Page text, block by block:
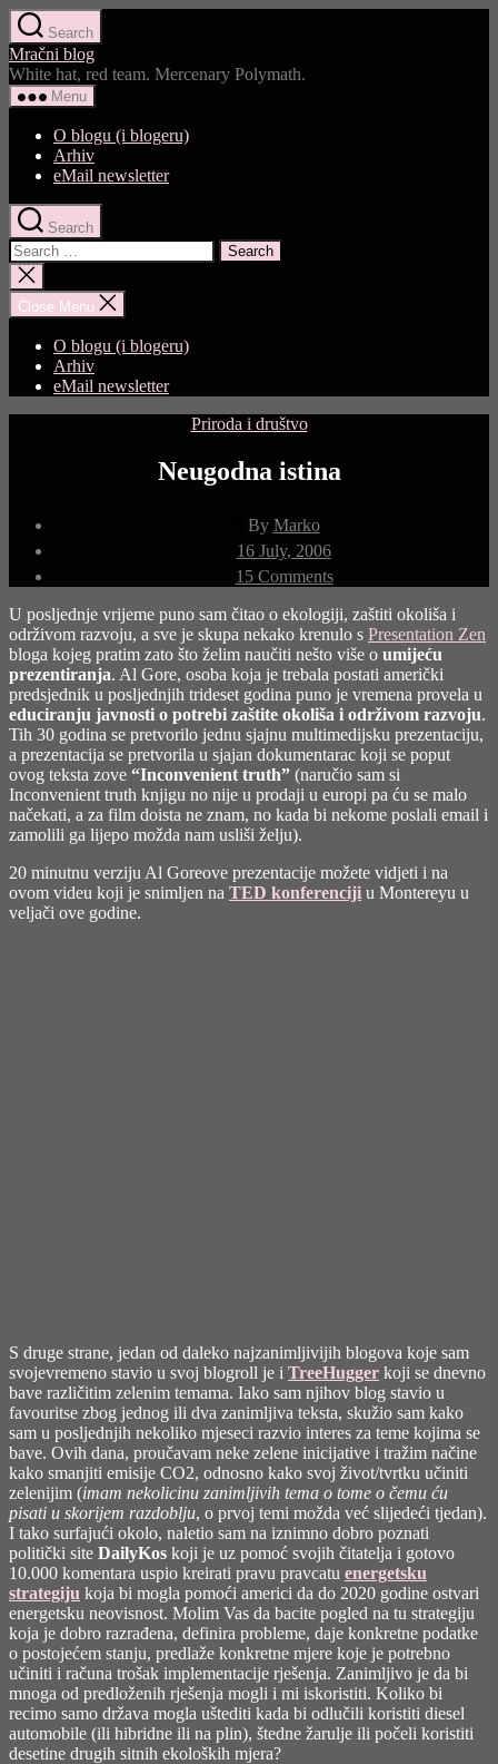
Skip
to
the
content
Search
Mračni blog
White hat, red team. Mercenary Polymath.
Menu
O blogu (i blogeru)
Arhiv
eMail newsletter
Search
Search
for:
Close
search
Close Menu
O blogu (i blogeru)
Arhiv
eMail newsletter
Categories
Priroda i društvo
Neugodna istina
Post
author
By Marko
Post
date
16 July, 2006
15 Commentson
Neugodna
istina
U posljednje vrijeme puno sam čitao o ekologiji, zaštiti okoliša i
održivom razvoju, a sve je skupa nekako krenulo s Presentation Zen
bloga kojeg pratim zato što želim naučiti nešto više o umijeću
prezentiranja. Al Gore, osoba koja je trebala postati američki
predsjednik u posljednjih trideset godina puno je vremena provela u
educiranju javnosti o potrebi zaštite okoliša i održivom razvoju.
Tih 30 godina se pretvorilo jednu sjajnu multimedijsku prezentaciju,
a prezentacija se pretvorila u sjajan dokumentarac koji se poput
ovog teksta zove “Inconvenient truth” (naručio sam si
Inconvenient truth knjigu no nije u prodaji u europi pa ću se malo
načekati, a za film doista ne znam, no kada bi nekome poslali email i
zamolili ga lijepo možda nam usliši želju).
20 minutnu verziju Al Goreove prezentacije možete vidjeti i na
ovom videu koji je snimljen na TED konferenciji u Montereyu u
veljači ove godine.
S druge strane, jedan od daleko najzanimljivijih blogova koje sam
svojevremeno stavio u svoj blogroll je i TreeHugger koji se dnevno
bave različitim zelenim temama. Iako sam njihov blog stavio u
favouritse zbog jednog ili dva zanimljiva teksta, skužio sam kako
sam u posljednjih nekoliko mjeseci razvio interes za teme kojima se
bave. Ovih dana, proučavam neke zelene inicijative i tražim načine
kako smanjiti emisije CO2, odnosno kako svoj život/tvrtku učiniti
zelenijim (imam nekolicinu zanimljivih tema o tome o čemu ću
pisati u skorijem razdoblju, o prvoj temi možda već slijedeći tjedan).
I tako surfajući okolo, naletio sam na iznimno dobro poznati
politički site DailyKos koji je uz pomoć svojih čitatelja i gotovo
10.000 komentara uspio kreirati pravu pravcatu energetsku
strategiju koja bi mogla pomoći americi da do 2020 godine ostvari
energetsku neovisnost. Molim Vas da bacite pogled na tu strategiju
koja je dobro razrađena, definira probleme, daje konkretne podatke
o postojećem stanju, predlaže konkretne mjere koje je potrebno
učiniti i računa trošak implementacije rješenja. Zanimljivo je da bi
mnoga od predloženih rješenja mogli i mi iskoristiti. Koliko bi
recimo samo država mogla uštediti kada bi odlučili koristiti diesel
automobile (ili hibridne ili na plin), štedne žarulje ili počeli koristiti
desetine drugih sitnih ekoloških mjera?